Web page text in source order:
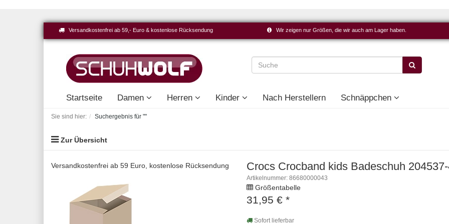
Versandkostenfrei ab 59,- Euro & kostenlose Rücksendung Wir zeigen nur Größen, die wir auch am Lager haben.
Startseite Damen Herren Kinder Nach Herstellern Schnäppchen
Sie sind hier: Suchergebnis für ""
Zur Übersicht
Versandkostenfrei ab 59 Euro, kostenlose Rücksendung Crocs Crocband kids Badeschuh
Artikelnummer: 86680000043
Größentabelle
31,95 € *
Sofort lieferbar